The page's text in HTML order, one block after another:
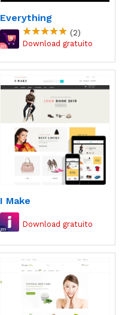
Everything
(2)
I Make